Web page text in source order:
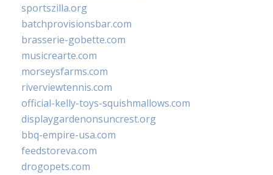
sportszilla.org
batchprovisionsbar.com
brasserie-gobette.com
musicrearte.com
morseysfarms.com
riverviewtennis.com
official-kelly-toys-squishmallows.com
displaygardenonsuncrest.org
bbq-empire-usa.com
feedstoreva.com
drogopets.com